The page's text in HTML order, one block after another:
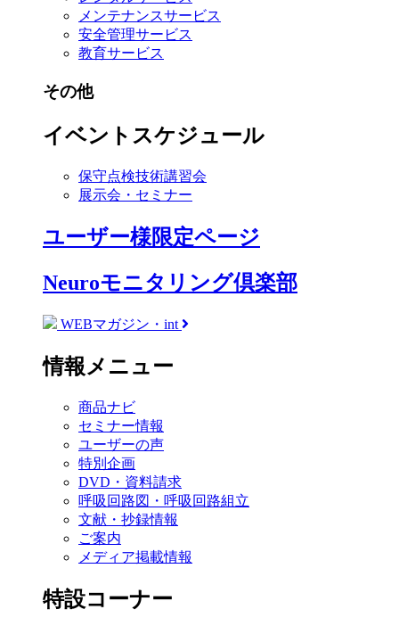
メンテナンスサービス
安全管理サービス
教育サービス
その他
イベントスケジュール
保守点検技術講習会
展示会・セミナー
ユーザー様限定ページ
Neuroモニタリング倶楽部
WEBマガジン・int
情報メニュー
商品ナビ
セミナー情報
ユーザーの声
特別企画
DVD・資料請求
呼吸回路図・呼吸回路組立
文献・抄録情報
ご案内
メディア掲載情報
特設コーナー